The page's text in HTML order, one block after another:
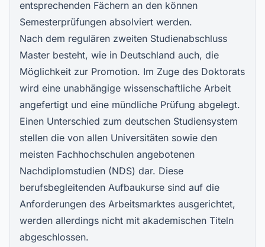
entsprechenden Fächern an den können
Semesterprüfungen absolviert werden.
Nach dem regulären zweiten Studienabschluss
Master besteht, wie in Deutschland auch, die
Möglichkeit zur Promotion. Im Zuge des Doktorats
wird eine unabhängige wissenschaftliche Arbeit
angefertigt und eine mündliche Prüfung abgelegt.
Einen Unterschied zum deutschen Studiensystem
stellen die von allen Universitäten sowie den
meisten Fachhochschulen angebotenen
Nachdiplomstudien (NDS) dar. Diese
berufsbegleitenden Aufbaukurse sind auf die
Anforderungen des Arbeitsmarktes ausgerichtet,
werden allerdings nicht mit akademischen Titeln
abgeschlossen.